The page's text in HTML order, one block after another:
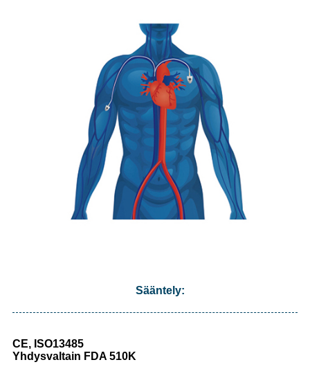
Sääntely:
CE, ISO13485
Yhdysvaltain FDA 510K